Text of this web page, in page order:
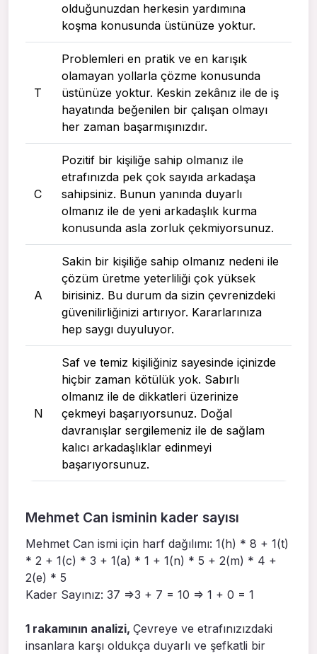
olduğunuzdan herkesin yardımına
koşma konusunda üstünüze yoktur.
T
Problemleri en pratik ve en karışık
olamayan yollarla çözme konusunda
üstünüze yoktur. Keskin zekânız ile de iş
hayatında beğenilen bir çalışan olmayı
her zaman başarmışınızdır.
C
Pozitif bir kişiliğe sahip olmanız ile
etrafınızda pek çok sayıda arkadaşa
sahipsiniz. Bunun yanında duyarlı
olmanız ile de yeni arkadaşlık kurma
konusunda asla zorluk çekmiyorsunuz.
A
Sakin bir kişiliğe sahip olmanız nedeni ile
çözüm üretme yeterliliği çok yüksek
birisiniz. Bu durum da sizin çevrenizdeki
güvenilirliğinizi artırıyor. Kararlarınıza
hep saygı duyuluyor.
N
Saf ve temiz kişiliğiniz sayesinde içinizde
hiçbir zaman kötülük yok. Sabırlı
olmanız ile de dikkatleri üzerinize
çekmeyi başarıyorsunuz. Doğal
davranışlar sergilemeniz ile de sağlam
kalıcı arkadaşlıklar edinmeyi
başarıyorsunuz.
Mehmet Can isminin kader sayısı
Mehmet Can ismi için harf dağılımı: 1(h) * 8 + 1(t)
* 2 + 1(c) * 3 + 1(a) * 1 + 1(n) * 5 + 2(m) * 4 +
2(e) * 5
Kader Sayınız: 37 =>3 + 7 = 10 => 1 + 0 = 1
1 rakamının analizi, Çevreye ve etrafınızızdaki
insanlara karşı oldukça duyarlı ve şefkatli bir